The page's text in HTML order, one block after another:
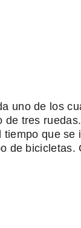
uno de los
tres
que
de bicicletas.